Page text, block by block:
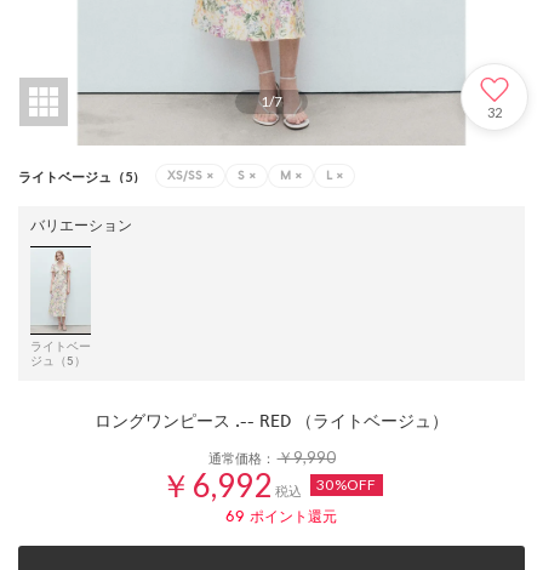
1/7
32
ライトベージュ（5） XS/SS × S × M × L ×
バリエーション
ライトベー
ジュ（5）
ロングワンピース .-- RED （ライトベージュ）
通常価格：￥9,990
￥6,992 税込 30%OFF
69 ポイント還元